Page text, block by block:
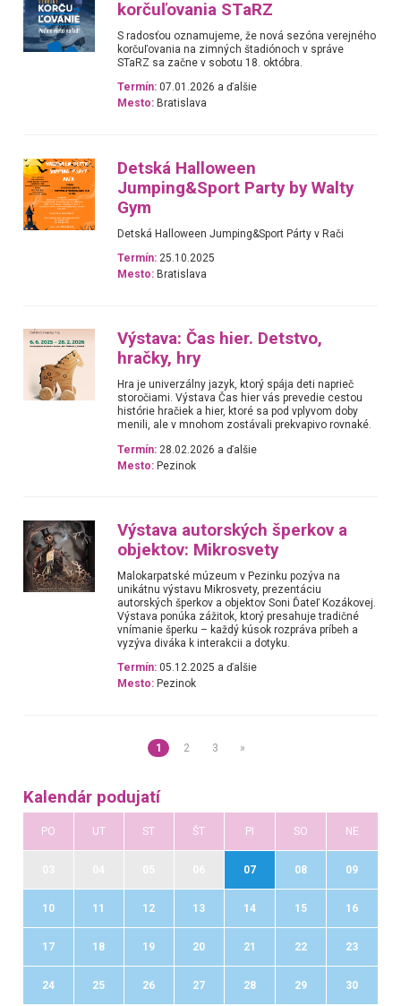
korčuľovania STaRZ
S radosťou oznamujeme, že nová sezóna verejného
korčuľovania na zimných štadiónoch v správe
STaRZ sa začne v sobotu 18. októbra.
Termín: 07.01.2026 a ďalšie
Mesto: Bratislava
Detská Halloween
Jumping&Sport Party by Walty
Gym
Detská Halloween Jumping&Sport Párty v Rači
Termín: 25.10.2025
Mesto: Bratislava
Výstava: Čas hier. Detstvo,
hračky, hry
Hra je univerzálny jazyk, ktorý spája deti naprieč
storočiami. Výstava Čas hier vás prevedie cestou
histórie hračiek a hier, ktoré sa pod vplyvom doby
menili, ale v mnohom zostávali prekvapivo rovnaké.
Termín: 28.02.2026 a ďalšie
Mesto: Pezinok
Výstava autorských šperkov a
objektov: Mikrosvety
Malokarpatské múzeum v Pezinku pozýva na
unikátnu výstavu Mikrosvety, prezentáciu
autorských šperkov a objektov Soni Ďateľ Kozákovej.
Výstava ponúka zážitok, ktorý presahuje tradičné
vnímanie šperku – každý kúsok rozpráva príbeh a
vyzýva diváka k interakcii a dotyku.
Termín: 05.12.2025 a ďalšie
Mesto: Pezinok
1 2 3 »
Kalendár podujatí
PO UT ST ŠT PI SO NE
07 08 09
10 11 12 13 14 15 16
17 18 19 20 21 22 23
24 25 26 27 28 29 30